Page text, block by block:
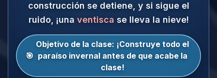
construcción se detiene, y si sigue el
ruido, ¡una ventisca se lleva la nieve!
🎯
Objetivo de la clase: ¡Construye todo el
paraíso invernal antes de que acabe la
clase!